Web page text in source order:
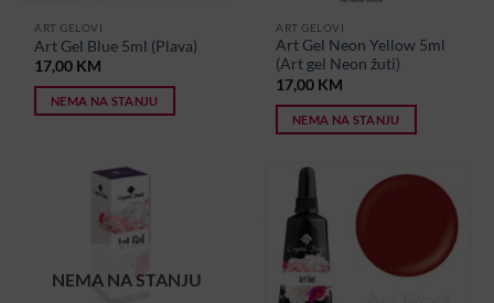
ART GELOVI
Art Gel Blue 5ml (Plava)
17,00 KM
NEMA NA STANJU
ART GELOVI
Art Gel Neon Yellow 5ml
(Art gel Neon žuti)
17,00 KM
NEMA NA STANJU
NEMA NA STANJU